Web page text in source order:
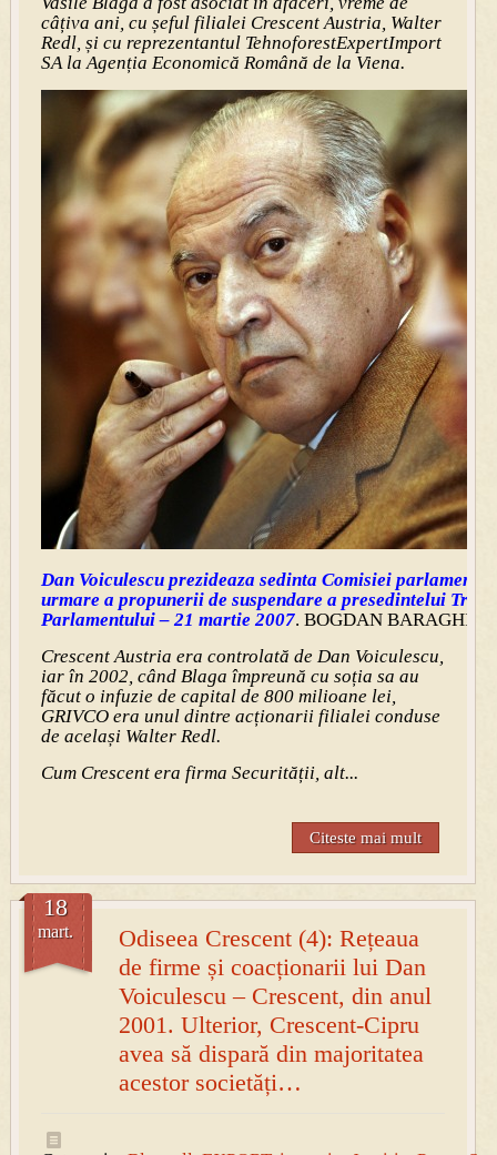
câțiva ani, cu șeful filialei Crescent Austria, Walter
Redl, și cu reprezentantul TehnoforestExpertImport
SA la Agenția Economică Română de la Viena.
Dan Voiculescu prezideaza sedinta Comisiei
urmare a propunerii de suspendare a presedintelui
Parlamentului – 21 martie 2007. BOGDAN BARAGHIN
Crescent Austria era controlată de Dan Voiculescu,
iar în 2002, când Blaga împreună cu soția sa au
făcut o infuzie de capital de 800 milioane lei,
GRIVCO era unul dintre acționarii filialei conduse
de același Walter Redl.
Cum Crescent era firma Securității, alt...
Citeste mai mult
Odiseea Crescent (4): Rețeaua
de firme și coacționarii lui Dan
Voiculescu – Crescent, din anul
2001. Ulterior, Crescent-Cipru
avea să dispară din majoritatea
acestor societăți…
18
mart.